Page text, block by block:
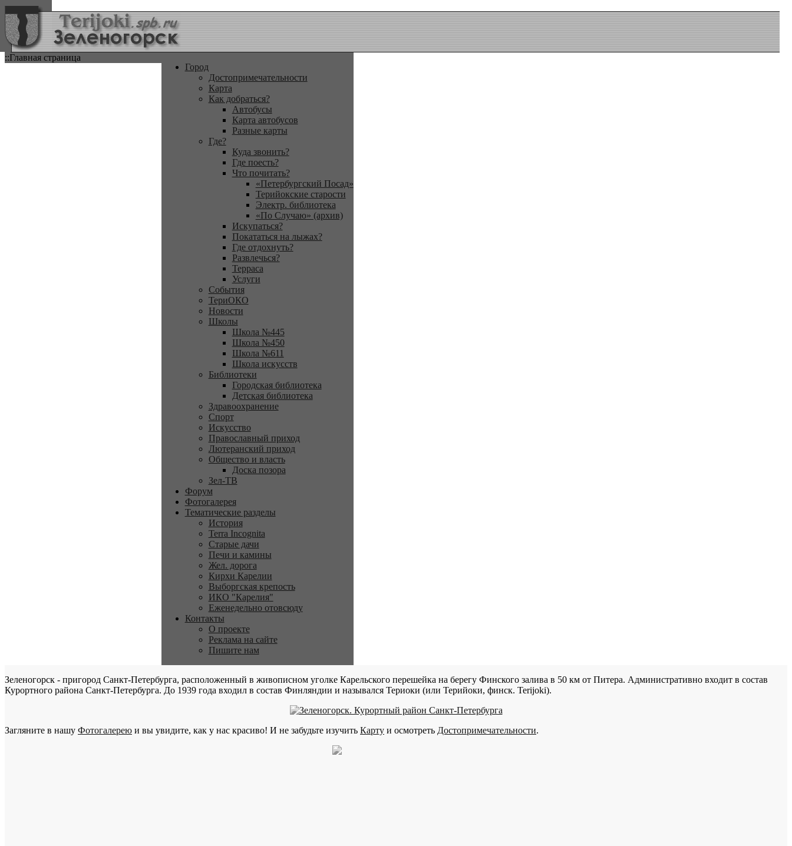
::Главная страница
Город
Достопримечательности
Карта
Как добраться?
Автобусы
Карта автобусов
Разные карты
Где?
Куда звонить?
Где поесть?
Что почитать?
«Петербургский Посад»
Терийокские старости
Электр. библиотека
«По Случаю» (архив)
Искупаться?
Покататься на лыжах?
Где отдохнуть?
Развлечься?
Терраса
Услуги
События
ТериОКО
Новости
Школы
Школа №445
Школа №450
Школа №611
Школа искусств
Библиотеки
Городская библиотека
Детская библиотека
Здравоохранение
Спорт
Искусство
Православный приход
Лютеранский приход
Общество и власть
Доска позора
Зел-ТВ
Форум
Фотогалерея
Тематические разделы
История
Terra Incognita
Старые дачи
Печи и камины
Жел. дорога
Кирхи Карелии
Выборгская крепость
ИКО "Карелия"
Еженедельно отовсюду
Контакты
О проекте
Реклама на сайте
Пишите нам
Зеленогорск - пригород Санкт-Петербурга, расположенный в живописном уголке Карельского перешейка на берегу Финского залива в 50 км от Питера. Административно входит в состав
Курортного района Санкт-Петербурга. До 1939 года входил в состав Финляндии и назывался Териоки (или Терийоки, финск. Terijoki).
Загляните в нашу Фотогалерею и вы увидите, как у нас красиво! И не забудьте изучить Карту и осмотреть Достопримечательности.